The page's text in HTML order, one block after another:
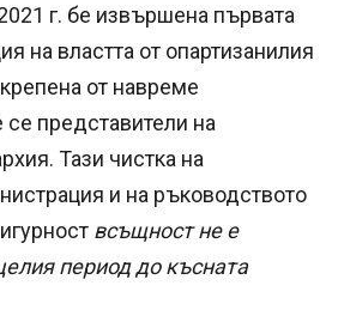
г. бе извършена първата
на властта от опартизанилия
от навреме
се представители на
Тази чистка на
и на ръководството
всъщност не е
период до късната